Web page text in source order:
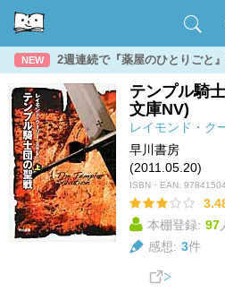
NEW 2週連続で『薬屋のひとりごと
テンプル騎
文庫NV)
レイモンド・ク
早川書房
(2011.05.20)
ISBN・EAN:
本棚登録: 97
感想: 3件